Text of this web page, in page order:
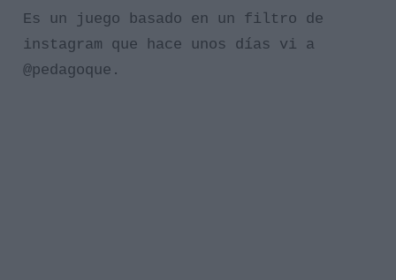
Es un juego basado en un filtro de
instagram que hace unos días vi a
@pedagoque.